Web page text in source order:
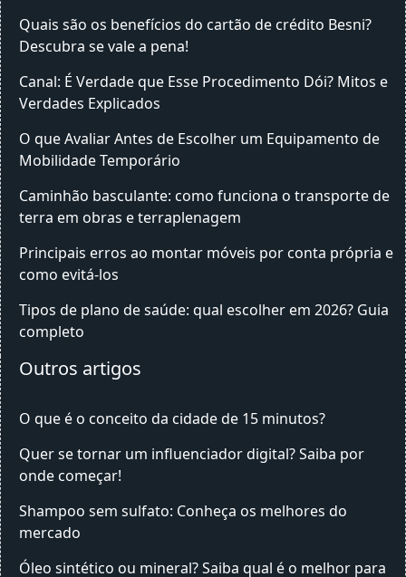
Quais são os benefícios do cartão de crédito Besni?
Descubra se vale a pena!
Canal: É Verdade que Esse Procedimento Dói? Mitos e
Verdades Explicados
O que Avaliar Antes de Escolher um Equipamento de
Mobilidade Temporário
Caminhão basculante: como funciona o transporte de
terra em obras e terraplenagem
Principais erros ao montar móveis por conta própria e
como evitá-los
Tipos de plano de saúde: qual escolher em 2026? Guia
completo
Outros artigos
O que é o conceito da cidade de 15 minutos?
Quer se tornar um influenciador digital? Saiba por
onde começar!
Shampoo sem sulfato: Conheça os melhores do
mercado
Óleo sintético ou mineral? Saiba qual é o melhor para